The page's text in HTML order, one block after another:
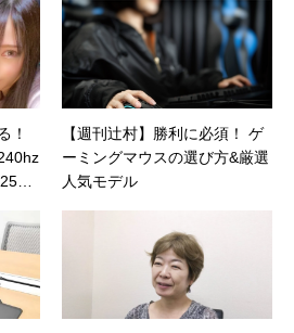
プライベートでは、井上円了哲学塾の第
了生として「哲学カフェ＠神保町」の世
2020年以降は「なごテツ」のオンライン
の世話人を務める。趣味は考えること。
！
【週刊辻村】勝利に必須！ ゲ
ーミングマウスの選び方&厳選
人気モデル